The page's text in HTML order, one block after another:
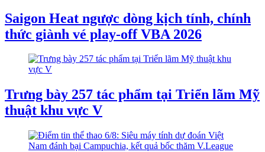
Saigon Heat ngược dòng kịch tính, chính
thức giành vé play-off VBA 2026
Trưng bày 257 tác phẩm tại Triển lãm Mỹ
thuật khu vực V